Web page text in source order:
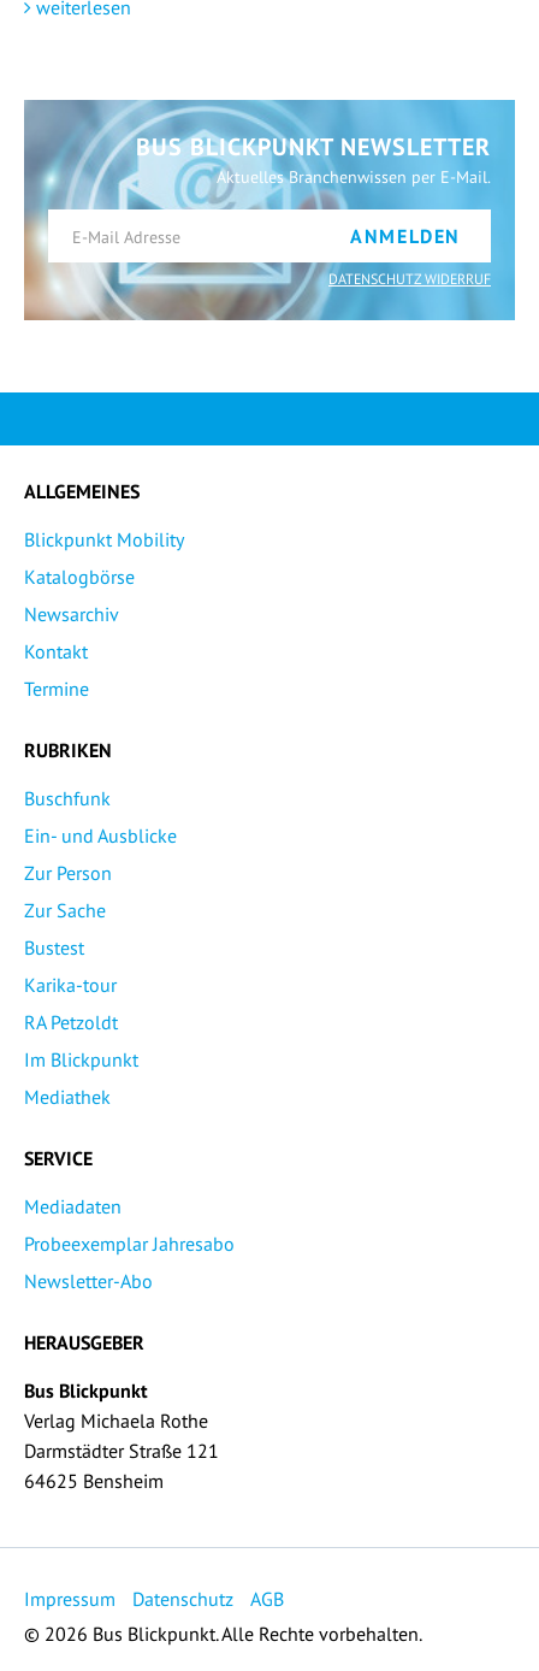
weiterlesen
BUS BLICKPUNKT NEWSLETTER
Aktuelles Branchenwissen per E-Mail.
ANMELDEN
DATENSCHUTZ WIDERRUF
ALLGEMEINES
Blickpunkt Mobility
Katalogbörse
Newsarchiv
Kontakt
Termine
RUBRIKEN
Buschfunk
Ein- und Ausblicke
Zur Person
Zur Sache
Bustest
Karika-tour
RA Petzoldt
Im Blickpunkt
Mediathek
SERVICE
Mediadaten
Probeexemplar Jahresabo
Newsletter-Abo
HERAUSGEBER
Bus Blickpunkt
Verlag Michaela Rothe
Darmstädter Straße 121
64625 Bensheim
Impressum Datenschutz
AGB
© 2026 Bus Blickpunkt. Alle Rechte vorbehalten.